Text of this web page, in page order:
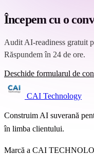
Începem cu o
Audit AI-readiness gratuit
Răspundem în 24 de ore.
Deschide formularul de
CAI Technology
Construim AI suverană
în limba clientului.
Marcă a CAI